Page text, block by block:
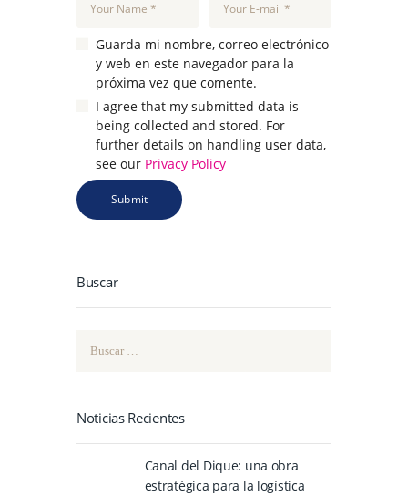
Guarda mi nombre, correo electrónico
y web en este navegador para la
próxima vez que comente.
I agree that my submitted data is
being collected and stored. For
further details on handling user data,
see our Privacy Policy
Buscar
Noticias Recientes
Canal del Dique: una obra
estratégica para la logística